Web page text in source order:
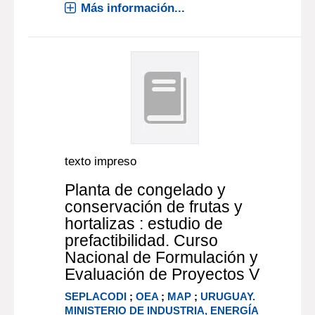
Más información...
texto impreso
Planta de congelado y
conservación de frutas y
hortalizas : estudio de
prefactibilidad. Curso
Nacional de Formulación y
Evaluación de Proyectos V
SEPLACODI ;OEA ; MAP ;URUGUAY.
MINISTERIO DE INDUSTRIA, ENERGÍA